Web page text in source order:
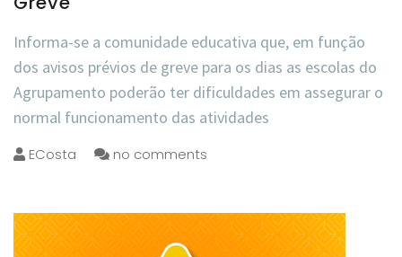
Informa-se a comunidade educativa que, em função
dos avisos prévios de greve para os dias as escolas do
Agrupamento poderão ter dificuldades em assegurar o
normal funcionamento das atividades
ECosta no comments